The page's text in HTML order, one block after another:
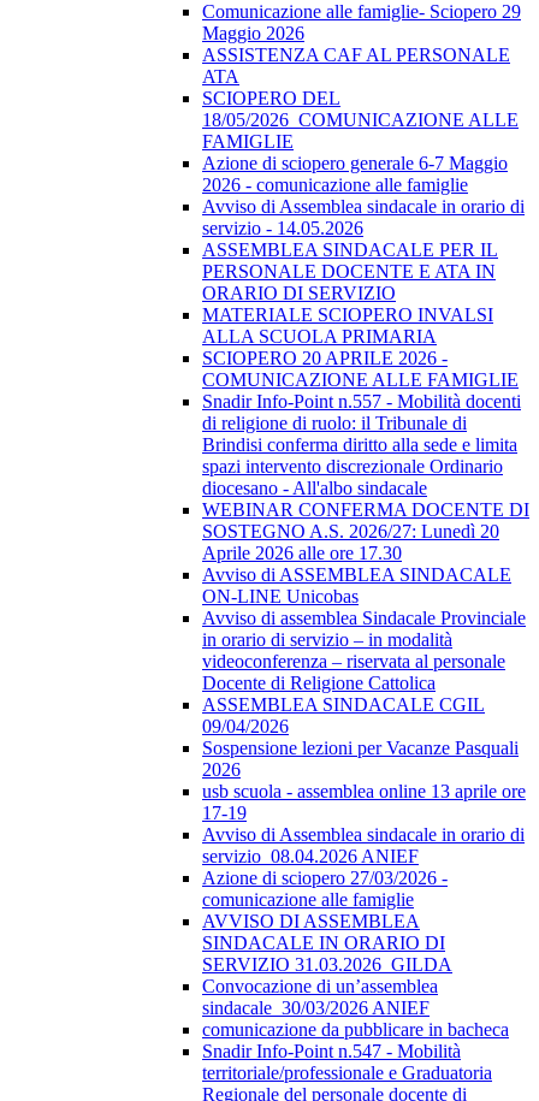
Comunicazione alle famiglie- Sciopero 29
Maggio 2026
ASSISTENZA CAF AL PERSONALE
ATA
SCIOPERO DEL
18/05/2026_COMUNICAZIONE ALLE
FAMIGLIE
Azione di sciopero generale 6-7 Maggio
2026 - comunicazione alle famiglie
Avviso di Assemblea sindacale in orario di
servizio - 14.05.2026
ASSEMBLEA SINDACALE PER IL
PERSONALE DOCENTE E ATA IN
ORARIO DI SERVIZIO
MATERIALE SCIOPERO INVALSI
ALLA SCUOLA PRIMARIA
SCIOPERO 20 APRILE 2026 -
COMUNICAZIONE ALLE FAMIGLIE
Snadir Info-Point n.557 - Mobilità docenti
di religione di ruolo: il Tribunale di
Brindisi conferma diritto alla sede e limita
spazi intervento discrezionale Ordinario
diocesano - All'albo sindacale
WEBINAR CONFERMA DOCENTE DI
SOSTEGNO A.S. 2026/27: Lunedì 20
Aprile 2026 alle ore 17.30
Avviso di ASSEMBLEA SINDACALE
ON-LINE Unicobas
Avviso di assemblea Sindacale Provinciale
in orario di servizio – in modalità
videoconferenza – riservata al personale
Docente di Religione Cattolica
ASSEMBLEA SINDACALE CGIL
09/04/2026
Sospensione lezioni per Vacanze Pasquali
2026
usb scuola - assemblea online 13 aprile ore
17-19
Avviso di Assemblea sindacale in orario di
servizio_08.04.2026 ANIEF
Azione di sciopero 27/03/2026 -
comunicazione alle famiglie
AVVISO DI ASSEMBLEA
SINDACALE IN ORARIO DI
SERVIZIO 31.03.2026_GILDA
Convocazione di un’assemblea
sindacale_30/03/2026 ANIEF
comunicazione da pubblicare in bacheca
Snadir Info-Point n.547 - Mobilità
territoriale/professionale e Graduatoria
Regionale del personale docente di